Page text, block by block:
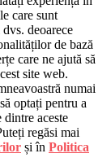
care sunt
deoarece
de bază
care ne ajută să
site web.
numai
optați pentru a
dintre aceste
regăsi mai
și în Politica